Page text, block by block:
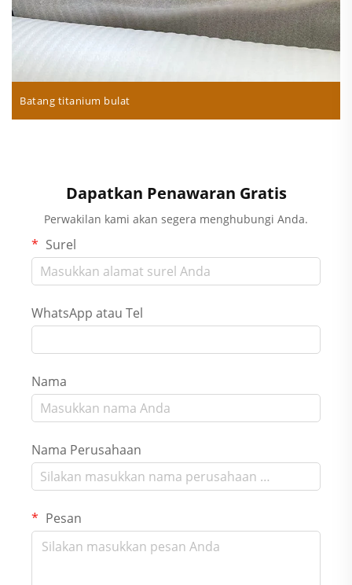
Batang titanium bulat
Dapatkan Penawaran Gratis
Perwakilan kami akan segera menghubungi Anda.
Surel
WhatsApp atau Tel
Nama
Nama Perusahaan
Pesan